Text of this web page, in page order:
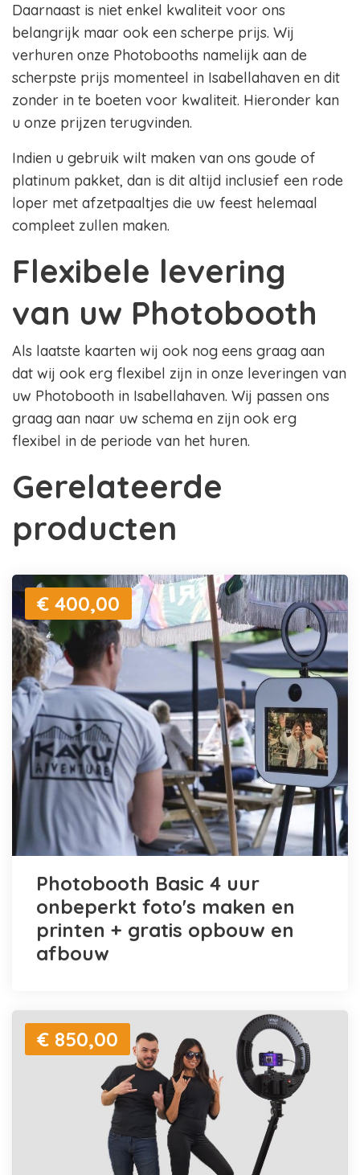
Daarnaast is niet enkel kwaliteit voor ons
belangrijk maar ook een scherpe prijs. Wij
verhuren onze Photobooths namelijk aan de
scherpste prijs momenteel in Isabellahaven en dit
zonder in te boeten voor kwaliteit. Hieronder kan
u onze prijzen terugvinden.
Indien u gebruik wilt maken van ons goude of
platinum pakket, dan is dit altijd inclusief een rode
loper met afzetpaaltjes die uw feest helemaal
compleet zullen maken.
Flexibele levering
van uw Photobooth
Als laatste kaarten wij ook nog eens graag aan
dat wij ook erg flexibel zijn in onze leveringen van
uw Photobooth in Isabellahaven. Wij passen ons
graag aan naar uw schema en zijn ook erg
flexibel in de periode van het huren.
Gerelateerde
producten
€ 400,00
Photobooth Basic 4 uur
onbeperkt foto's maken en
printen + gratis opbouw en
afbouw
€ 850,00